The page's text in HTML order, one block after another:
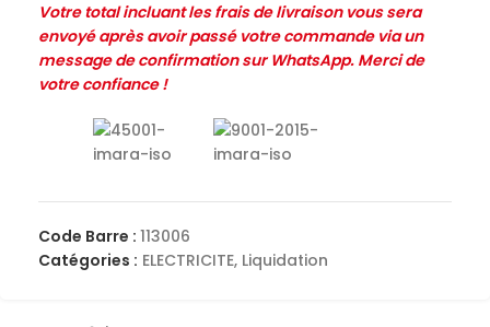
Votre total incluant les frais de livraison vous sera
envoyé après avoir passé votre commande via un
message de confirmation sur WhatsApp. Merci de
votre confiance !
Code Barre : 113006
Catégories : ELECTRICITE, Liquidation